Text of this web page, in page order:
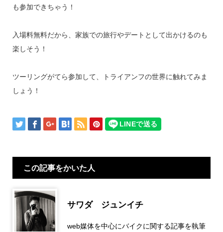
も参加できちゃう！
入場料無料だから、家族での旅行やデートとして出かけるのも
楽しそう！
ツーリングがてら参加して、トライアンフの世界に触れてみま
しょう！
この記事をかいた人
サワダ ジュンイチ
web媒体を中心にバイクに関する記事を執筆